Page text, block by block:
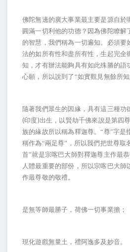
佛陀無邊的廣大事業最主要是源自於
圓滿一切利他的功德？因為佛陀瞭解
的智慧，我們稱為一切遍知。必須要
法的如所有性和盡所有性，生起完全
知，才有辦法能夠具有如此殊勝的語
心願，所以說到了“如實觀見無餘所知
隨著我們眾生的因緣，具有這三種功
(印度)出生，以賢劫千佛來說是第四
族的緣故所以稱為釋迦尊。“尊”字是
稱作為“兩足尊”，所以我們把世尊取
首”就是宗喀巴大師對釋迦尊主作最
人體最重要的部份，所以宗喀巴大師
作最尊敬的敬禮。
是無等師最勝子，荷佛一切事業擔；
現化遊戲無量土，禮阿逸多及妙音。